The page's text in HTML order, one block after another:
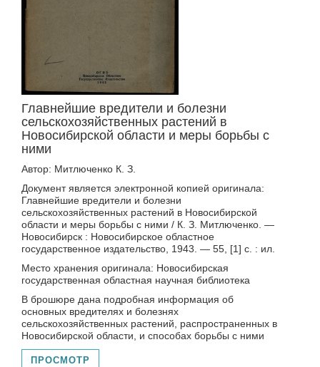
Главнейшие вредители и болезни
сельскохозяйственных растений в
Новосибирской области и меры борьбы с
ними
Автор: Митлюченко К. З.
Документ является электронной копией оригинала:
Главнейшие вредители и болезни
сельскохозяйственных растений в Новосибирской
области и меры борьбы с ними / К. З. Митлюченко. —
Новосибирск : Новосибирское областное
государственное издательство, 1943. — 55, [1] с. : ил.
Место хранения оригинала: Новосибирская
государственная областная научная библиотека
В брошюре дана подробная информация об
основных вредителях и болезнях
сельскохозяйственных растений, распространенных в
Новосибирской области, и способах борьбы с ними
ПРОСМОТР